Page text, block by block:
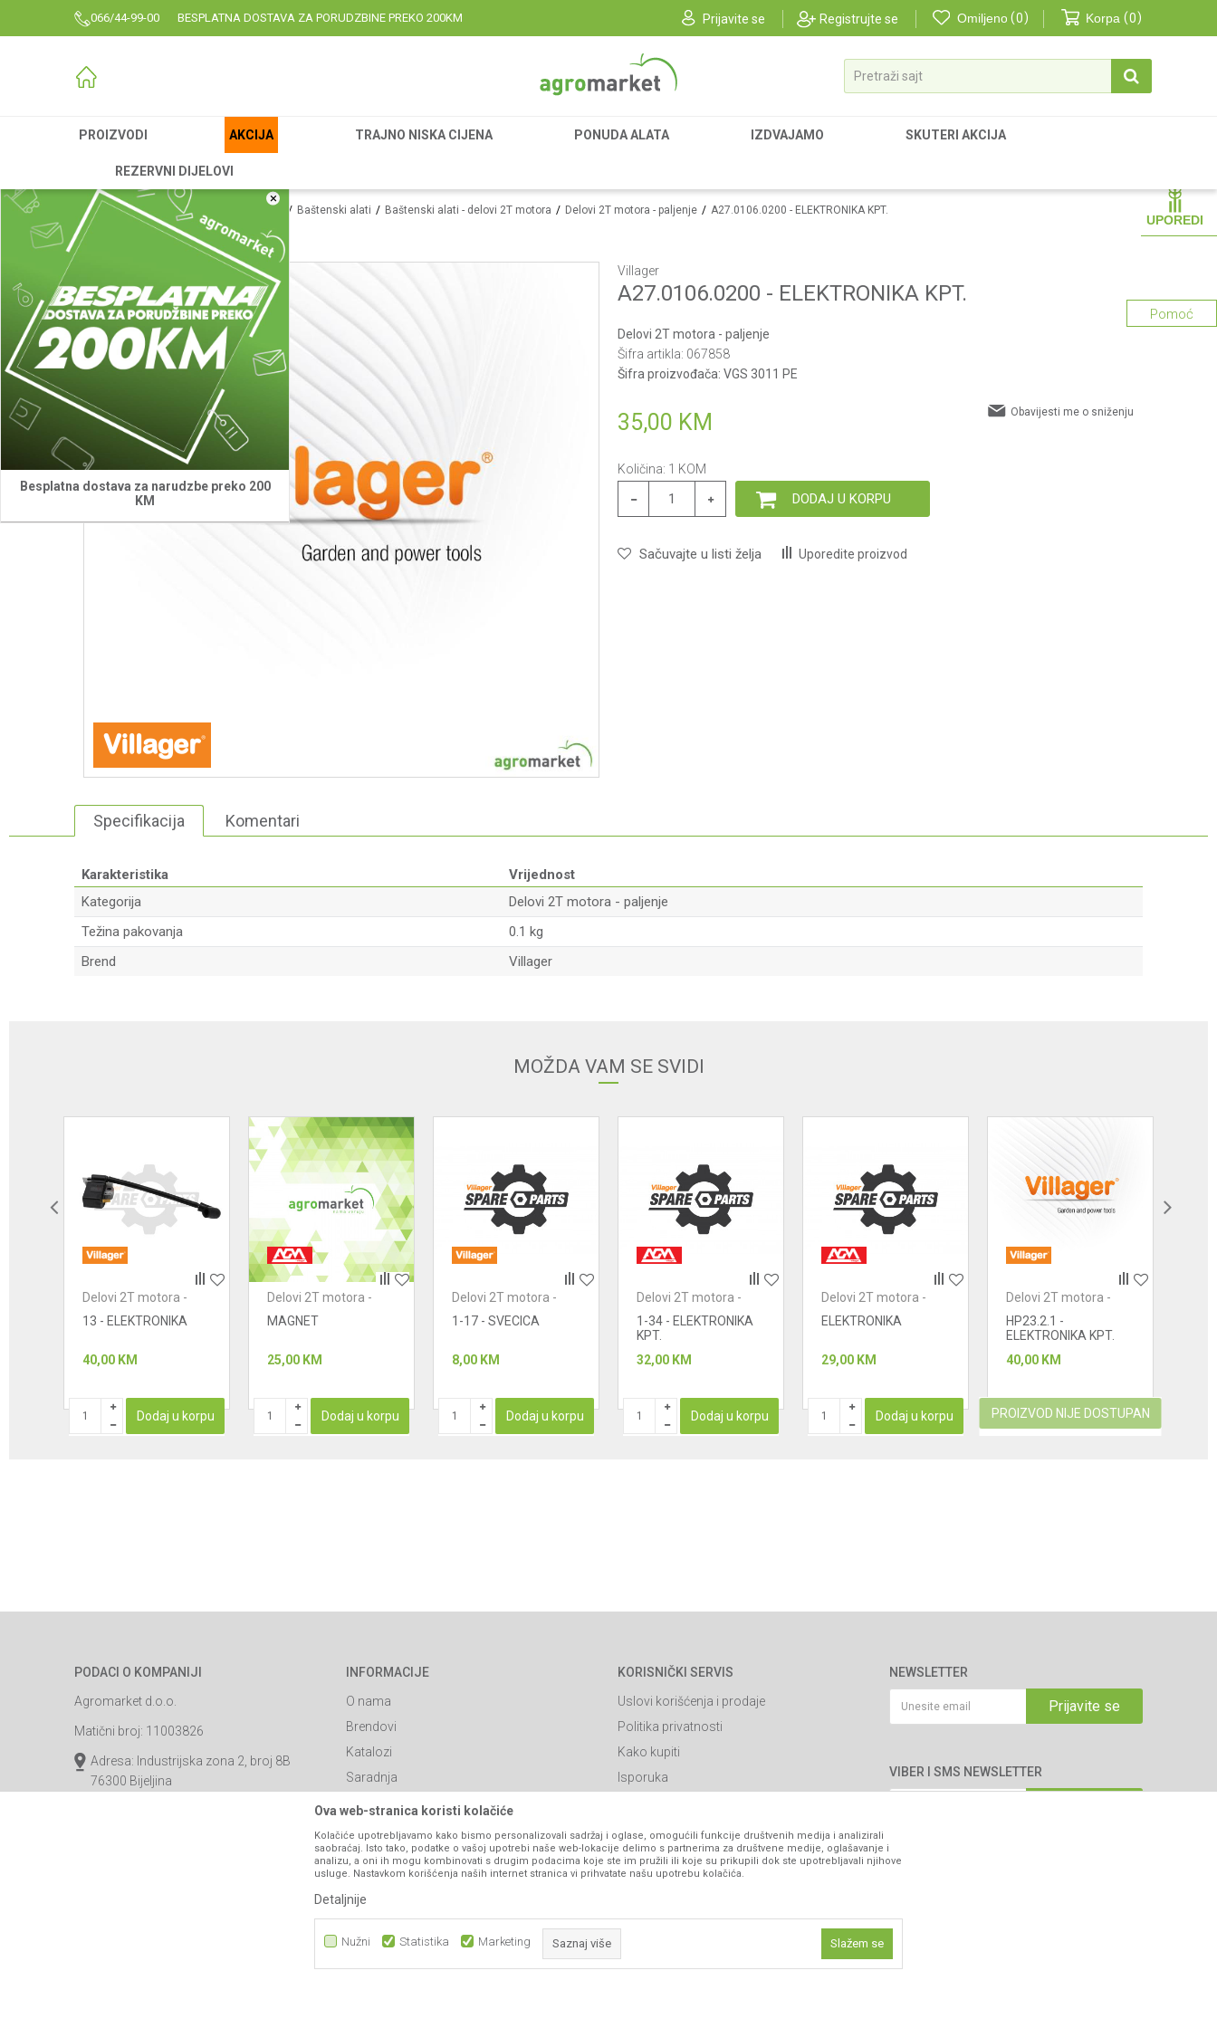
066/44-99-00 BESPLATNA DOSTAVA ZA PORUDZBINE PREKO 200KM Prijavite se Registrujte se Omiljeno 0 Korpa 0
Pretraži sajt
PROIZVODI AKCIJA TRAJNO NISKA CIJENA PONUDA ALATA IZDVAJAMO SKUTERI AKCIJA
REZERVNI DIJELOVI
×
Besplatna dostava za narudzbe preko 200
KM
UPOREDI
Agromarket Proizvodi Baštenski alati Baštenski alati - delovi 2T motora Delovi 2T motora - paljenje A27.0106.0200 - ELEKTRONIKA KPT.
Villager
A27.0106.0200 - ELEKTRONIKA KPT.
Delovi 2T motora - paljenje
Šifra artikla: 067858
Šifra proizvođača: VGS 3011 PE
35,00 KM Obavijesti me o sniženju
Količina: 1 KOM
DODAJ U KORPU
Sačuvajte u listi želja Uporedite proizvod
Pomoć
Specifikacija Komentari
Karakteristika
Vrijednost
Kategorija
Delovi 2T motora - paljenje
Težina pakovanja
0.1 kg
Brend
Villager
Anti-spam zaštita - izračunajte koliko je 2 + 3 :
MOŽDA VAM SE SVIDI
Delovi 2T motora -
13 - ELEKTRONIKA
40,00 KM
Dodaj u korpu
Delovi 2T motora -
MAGNET
25,00 KM
Dodaj u korpu
Delovi 2T motora -
1-17 - SVECICA
8,00 KM
Dodaj u korpu
Delovi 2T motora -
1-34 - ELEKTRONIKA
KPT.
32,00 KM
Dodaj u korpu
Delovi 2T motora -
ELEKTRONIKA
29,00 KM
Dodaj u korpu
Delovi 2T motora -
HP23.2.1 -
ELEKTRONIKA KPT.
40,00 KM
PROIZVOD NIJE DOSTUPAN
PODACI O KOMPANIJI
Agromarket d.o.o.
Matični broj: 11003826
Adresa: Industrijska zona 2, broj 8B
76300 Bijeljina
INFORMACIJE
O nama
Brendovi
Katalozi
Saradnja
Blog
Najčešća pitanja
Kontakt
KORISNIČKI SERVIS
Uslovi korišćenja i prodaje
Politika privatnosti
Kako kupiti
Isporuka
Pravo na odustajanje
Reklamacije
Povraćaj sredstava
Plaćanje karticama
NEWSLETTER
Prijavite se
VIBER I SMS NEWSLETTER
PRATITE NAS
Ova web-stranica koristi kolačiće
Kolačiće upotrebljavamo kako bismo personalizovali sadržaj i oglase, omogućili funkcije društvenih medija i analizirali
saobraćaj. Isto tako, podatke o vašoj upotrebi naše web-lokacije delimo s partnerima za društvene medije, oglašavanje i
analizu, a oni ih mogu kombinovati s drugim podacima koje ste im pružili ili koje su prikupili dok ste upotrebljavali njihove
usluge. Nastavkom korišćenja naših internet stranica vi prihvatate našu upotrebu kolačića.
Detaljnije
Nužni Statistika Marketing Saznaj više Slažem se